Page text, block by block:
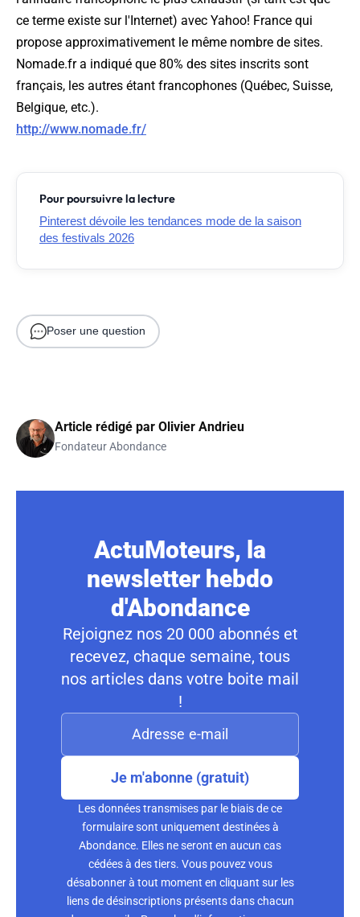
ce terme existe sur l'Internet) avec Yahoo! France qui
propose approximativement le même nombre de sites.
Nomade.fr a indiqué que 80% des sites inscrits sont
français, les autres étant francophones (Québec, Suisse,
Belgique, etc.).
http://www.nomade.fr/
Pour poursuivre la lecture
Pinterest dévoile les tendances mode de la saison
des festivals 2026
Poser une question
Article rédigé par Olivier Andrieu
Fondateur Abondance
ActuMoteurs, la
newsletter hebdo
d'Abondance
Rejoignez nos 20 000 abonnés et
recevez, chaque semaine, tous
nos articles dans votre boite mail
!
Je m'abonne (gratuit)
Les données transmises par le biais de ce
formulaire sont uniquement destinées à
Abondance. Elles ne seront en aucun cas
cédées à des tiers. Vous pouvez vous
désabonner à tout moment en cliquant sur les
liens de désinscriptions présents dans chacun